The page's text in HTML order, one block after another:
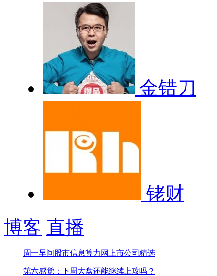
金错刀
铑财
博客 直播
周一早间股市信息算力网上市公司精选
第六感觉：下周大盘还能继续上攻吗？